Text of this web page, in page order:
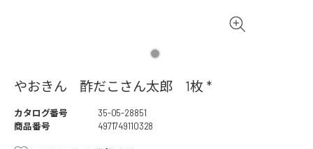
やおきん 酢だこさん太郎 1枚 *
カタログ番号
35-05-28851
商品番号
4971749110328